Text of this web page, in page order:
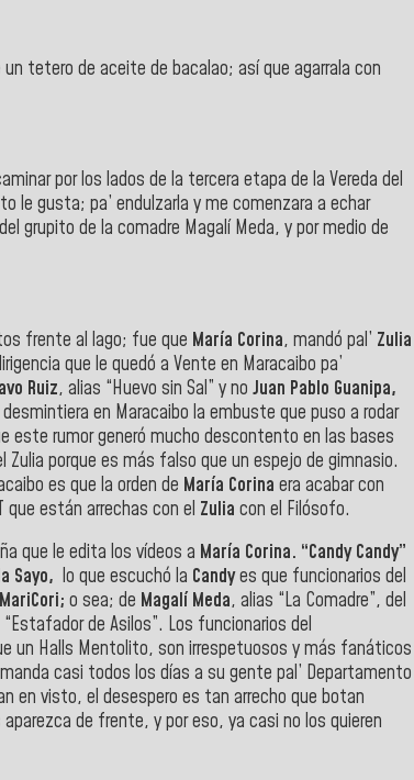
tetero de aceite de bacalao; así que agarrala con
por los lados de la tercera etapa de la Vereda del
le gusta; pa’ endulzarla y me comenzara a echar
grupito de la comadre Magalí Meda, y por medio de
frente al lago; fue que María Corina, mandó pal’ Zulia
que le quedó a Vente en Maracaibo pa’
Ruiz, alias “Huevo sin Sal” y no Juan Pablo Guanipa,
en Maracaibo la embuste que puso a rodar
este rumor generó mucho descontento en las bases
Zulia porque es más falso que un espejo de gimnasio.
es que la orden de María Corina era acabar con
que están arrechas con el Zulia con el Filósofo.
que le edita los vídeos a María Corina. “Candy Candy”
Sayo, lo que escuchó la Candyes que funcionarios del
MariCori; o sea; de Magalí Meda, alias “La Comadre”, del
de Asilos”. Los funcionarios del
un Halls Mentolito, son irrespetuosos y más fanáticos
casi todos los días a su gente pal’ Departamento
en visto, el desespero es tan arrecho que botan
de frente, y por eso, ya casi no los quieren